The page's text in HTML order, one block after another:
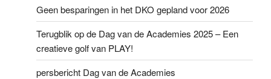
Geen besparingen in het DKO gepland voor 2026
Terugblik op de Dag van de Academies 2025 – Een
creatieve golf van PLAY!
persbericht Dag van de Academies